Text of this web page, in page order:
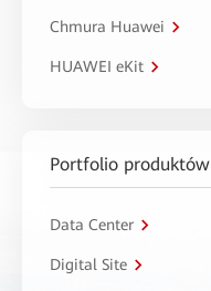
Chmura Huawei
HUAWEI eKit
Portfolio produktów
Data Center
Digital Site